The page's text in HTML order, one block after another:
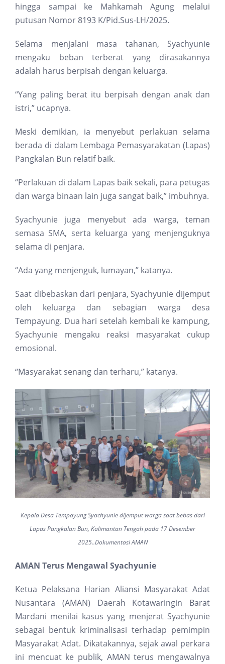
hingga sampai ke Mahkamah Agung melalui
putusan Nomor 8193 K/Pid.Sus-LH/2025.
Selama menjalani masa tahanan, Syachyunie
mengaku beban terberat yang dirasakannya
adalah harus berpisah dengan keluarga.
“Yang paling berat itu berpisah dengan anak dan
istri,” ucapnya.
Meski demikian, ia menyebut perlakuan selama
berada di dalam Lembaga Pemasyarakatan (Lapas)
Pangkalan Bun relatif baik.
“Perlakuan di dalam Lapas baik sekali, para petugas
dan warga binaan lain juga sangat baik,” imbuhnya.
Syachyunie juga menyebut ada warga, teman
semasa SMA, serta keluarga yang menjenguknya
selama di penjara.
“Ada yang menjenguk, lumayan,” katanya.
Saat dibebaskan dari penjara, Syachyunie dijemput
oleh keluarga dan sebagian warga desa
Tempayung. Dua hari setelah kembali ke kampung,
Syachyunie mengaku reaksi masyarakat cukup
emosional.
“Masyarakat senang dan terharu,” katanya.
Kepala Desa Tempayung Syachyunie dijemput warga saat bebas dari
Lapas Pangkalan Bun, Kalimantan Tengah pada 17 Desember
2025..Dokumentasi AMAN
AMAN Terus Mengawal Syachyunie
Ketua Pelaksana Harian Aliansi Masyarakat Adat
Nusantara (AMAN) Daerah Kotawaringin Barat
Mardani menilai kasus yang menjerat Syachyunie
sebagai bentuk kriminalisasi terhadap pemimpin
Masyarakat Adat. Dikatakannya, sejak awal perkara
ini mencuat ke publik, AMAN terus mengawalnya